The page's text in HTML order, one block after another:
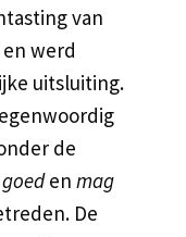
van
werd
uitsluiting.
de
en mag
De